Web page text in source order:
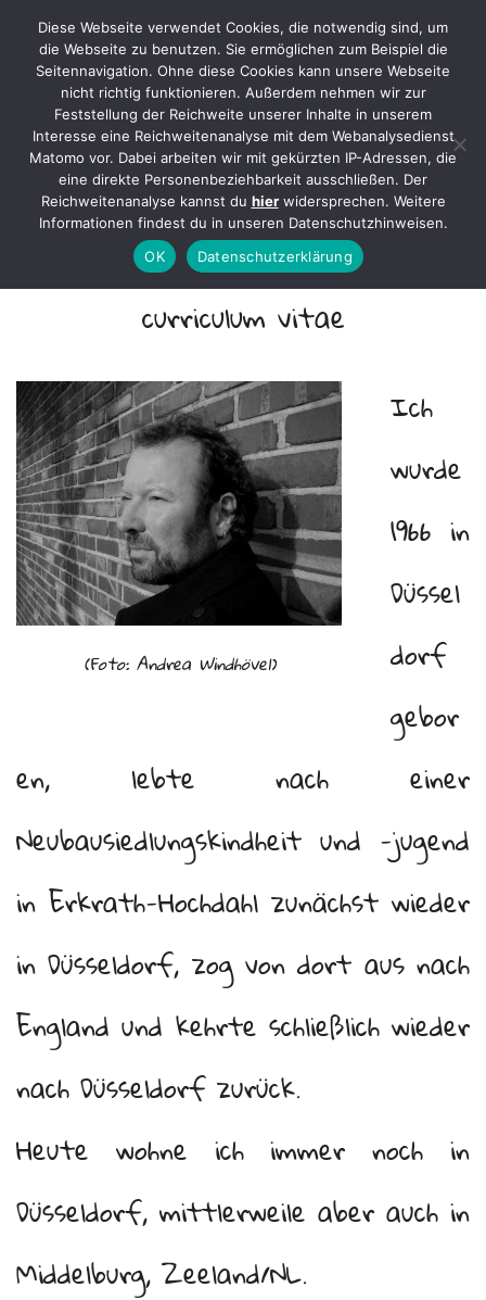
Axel Mertens
Mit Geschichten leben …
curriculum vitae
(Foto: Andrea Windhövel)
Ich
wurde
1966 in
Düssel
dorf
gebor
en, lebte nach einer
Neubausiedlungskindheit und -jugend
in Erkrath-Hochdahl zunächst wieder
in Düsseldorf, zog von dort aus nach
England und kehrte schließlich wieder
nach Düsseldorf zurück.
Heute wohne ich immer noch in
Düsseldorf, mittlerweile aber auch in
Middelburg, Zeeland/NL.
Diese Webseite verwendet Cookies, die notwendig sind, um
die Webseite zu benutzen. Sie ermöglichen zum Beispiel die
Seitennavigation. Ohne diese Cookies kann unsere Webseite
nicht richtig funktionieren. Außerdem nehmen wir zur
Feststellung der Reichweite unserer Inhalte in unserem
Interesse eine Reichweitenanalyse mit dem Webanalysedienst
Matomo vor. Dabei arbeiten wir mit gekürzten IP-Adressen, die
eine direkte Personenbeziehbarkeit ausschließen. Der
Reichweitenanalyse kannst du hierwidersprechen. Weitere
Informationen findest du in unseren Datenschutzhinweisen.
OK
Datenschutzerklärung